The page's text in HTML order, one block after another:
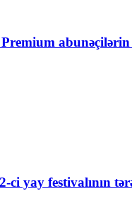
yay festivalının